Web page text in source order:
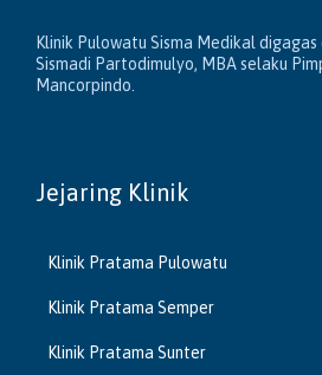
Klinik Pulowatu Sisma Medikal
Sismadi Partodimulyo, MBA selaku
Mancorpindo.
Jejaring Klinik
Klinik Pratama Pulowatu
Klinik Pratama Semper
Klinik Pratama Sunter